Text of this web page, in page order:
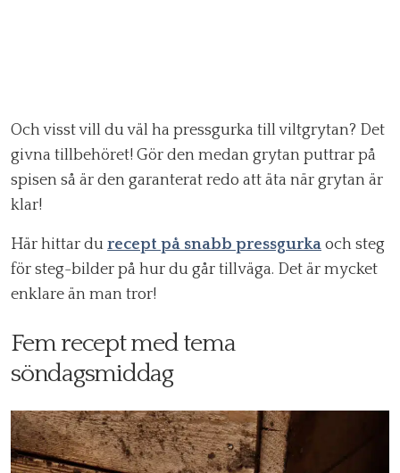
Och visst vill du väl ha pressgurka till viltgrytan? Det
givna tillbehöret! Gör den medan grytan puttrar på
spisen så är den garanterat redo att äta när grytan är
klar!
Här hittar du recept på snabb pressgurka och steg
för steg-bilder på hur du går tillväga. Det är mycket
enklare än man tror!
Fem recept med tema
söndagsmiddag